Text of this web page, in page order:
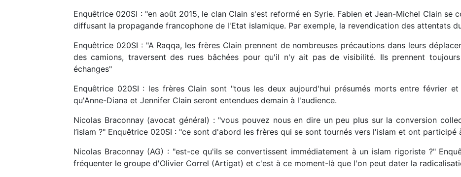
Enquêtrice 020SI : "en août 2015, le clan Clain s'est reformé en Syrie. Fabien et Jean-Michel Clain se
diffusant la propagande francophone de l'Etat islamique. Par exemple, la revendication des attentats
Enquêtrice 020SI : "A Raqqa, les frères Clain prennent de nombreuses précautions dans leurs
des camions, traversent des rues bâchées pour qu'il n'y ait pas de visibilité. Ils prennent
échanges"
Enquêtrice 020SI : les frères Clain sont "tous les deux aujourd'hui présumés morts entre février
qu'Anne-Diana et Jennifer Clain seront entendues demain à l'audience.
Nicolas Braconnay (avocat général) : "vous pouvez nous en dire un peu plus sur la conversion
l’islam ?" Enquêtrice 020SI : "ce sont d'abord les frères qui se sont tournés vers l'islam et ont
Nicolas Braconnay (AG) : "est-ce qu'ils se convertissent immédiatement à un islam rigoriste ?"
fréquenter le groupe d'Olivier Correl (Artigat) et c'est à ce moment-là que l'on peut dater la